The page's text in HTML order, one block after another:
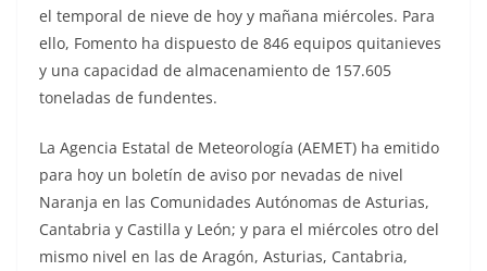
el temporal de nieve de hoy y mañana miércoles. Para
ello, Fomento ha dispuesto de 846 equipos quitanieves
y una capacidad de almacenamiento de 157.605
toneladas de fundentes.
La Agencia Estatal de Meteorología (AEMET) ha emitido
para hoy un boletín de aviso por nevadas de nivel
Naranja en las Comunidades Autónomas de Asturias,
Cantabria y Castilla y León; y para el miércoles otro del
mismo nivel en las de Aragón, Asturias, Cantabria,